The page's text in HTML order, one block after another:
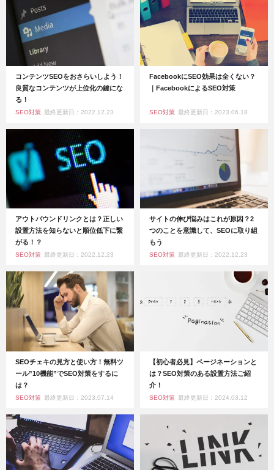
コンテンツSEOをおさらいしよう！
良質なコンテンツが上位化の鍵にな
る！
SEO対策 最終更新日：2022.12.23
FacebookにSEO効果は全くない？
｜FacebookによるSEO対策
SEO対策 最終更新日：2023.06.18
アウトバウンドリンクとは？正しい
設置方法を知らないと順位低下に繋
がる！？
SEO対策 最終更新日：2022.12.23
サイトの伸び悩みはこれが原因？2
つのことを意識して、SEOに取り組
もう
SEO対策 最終更新日：2022.12.23
SEOチェキの見方と使い方！無料ツ
ール”10機能”でSEO対策をするに
は？
SEO対策 最終更新日：2023.07.14
【初心者必見】ページネーションと
は？SEO対策のある設置方法ご紹
介！
SEO対策 最終更新日：2024.03.12